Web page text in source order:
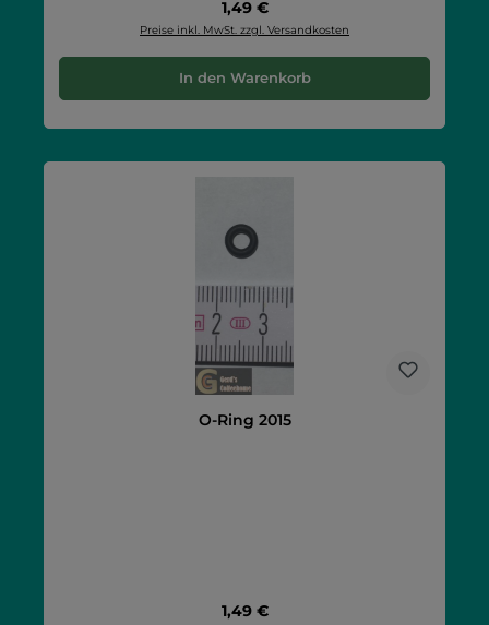
Regulärer Preis:
1,49 €
Preise inkl. MwSt. zzgl. Versandkosten
In den Warenkorb
O-Ring 2015
Regulärer Preis:
1,49 €